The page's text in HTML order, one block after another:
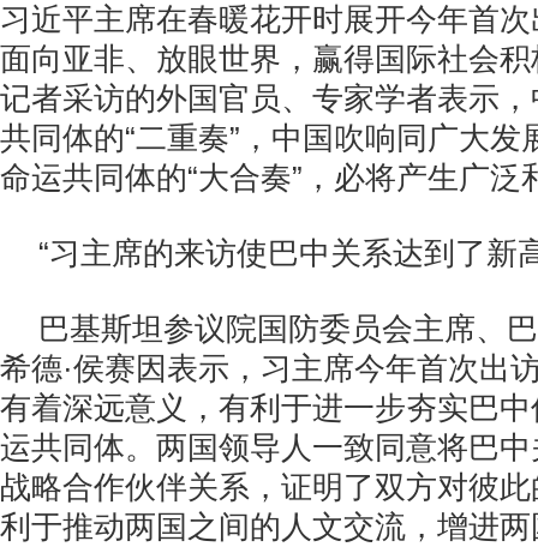
习近平主席在春暖花开时展开今年首
面向亚非、放眼世界，赢得国际社会
记者采访的外国官员、专家学者表示
共同体的“二重奏”，中国吹响同广大发
命运共同体的“大合奏”，必将产生广泛
“习主席的来访使巴中关系达到了新
巴基斯坦参议院国防委员会主席、
希德·侯赛因表示，习主席今年首次出
有着深远意义，有利于进一步夯实巴
运共同体。两国领导人一致同意将巴
战略合作伙伴关系，证明了双方对彼
利于推动两国之间的人文交流，增进